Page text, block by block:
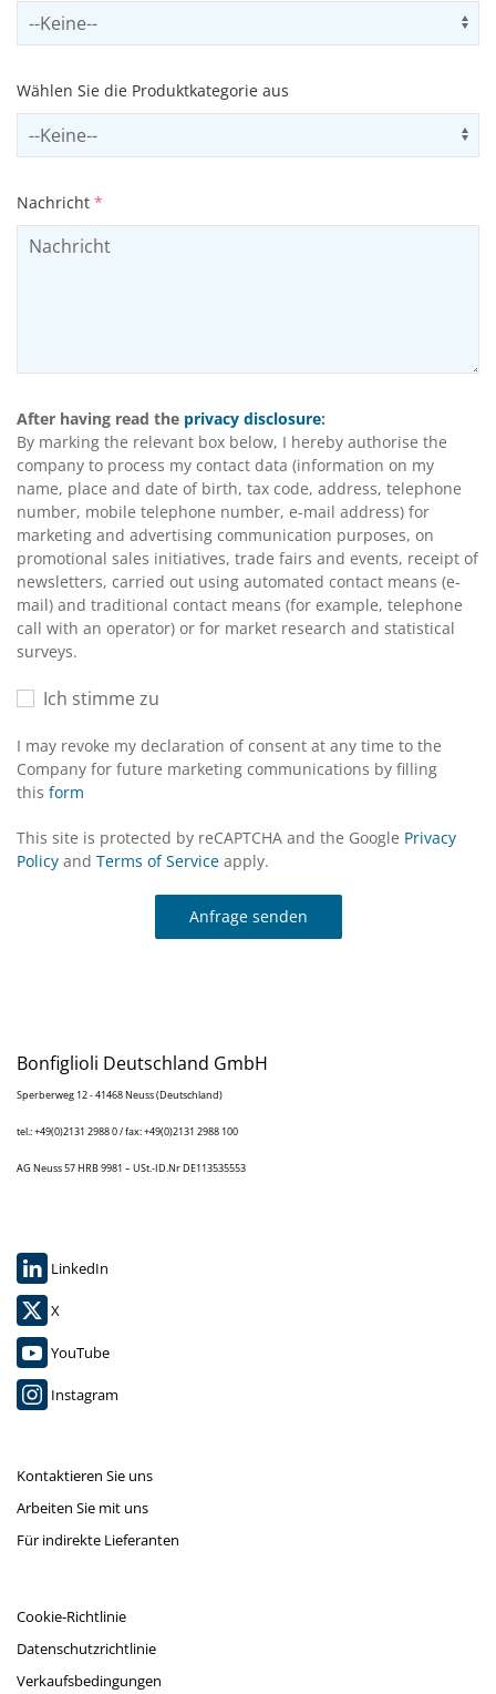
Select subSector
Wählen Sie die Produktkategorie aus
Select productCategory
Nachricht *
After having read the privacy disclosure:
By marking the relevant box below, I hereby authorise the
company to process my contact data (information on my
name, place and date of birth, tax code, address, telephone
number, mobile telephone number, e-mail address) for
marketing and advertising communication purposes, on
promotional sales initiatives, trade fairs and events, receipt of
newsletters, carried out using automated contact means (e-
mail) and traditional contact means (for example, telephone
call with an operator) or for market research and statistical
surveys.
Ich stimme zu
I may revoke my declaration of consent at any time to the
Company for future marketing communications by filling
this form
This site is protected by reCAPTCHA and the Google Privacy
Policy and Terms of Service apply.
Anfrage senden
Bonfiglioli Deutschland GmbH
Sperberweg 12 - 41468 Neuss (Deutschland)
tel.: +49(0)2131 2988 0 / fax: +49(0)2131 2988 100
AG Neuss 57 HRB 9981 – USt.-ID.Nr DE113535553
LinkedIn
X
YouTube
Instagram
Kontaktieren Sie uns
Arbeiten Sie mit uns
Für indirekte Lieferanten
Cookie-Richtlinie
Datenschutzrichtlinie
Verkaufsbedingungen